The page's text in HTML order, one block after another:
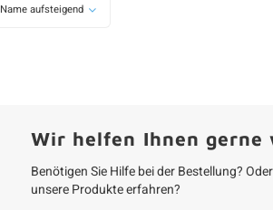
Name aufsteigend
Wir helfen Ihnen gerne
Benötigen Sie Hilfe bei der Bestellung?
unsere Produkte erfahren?